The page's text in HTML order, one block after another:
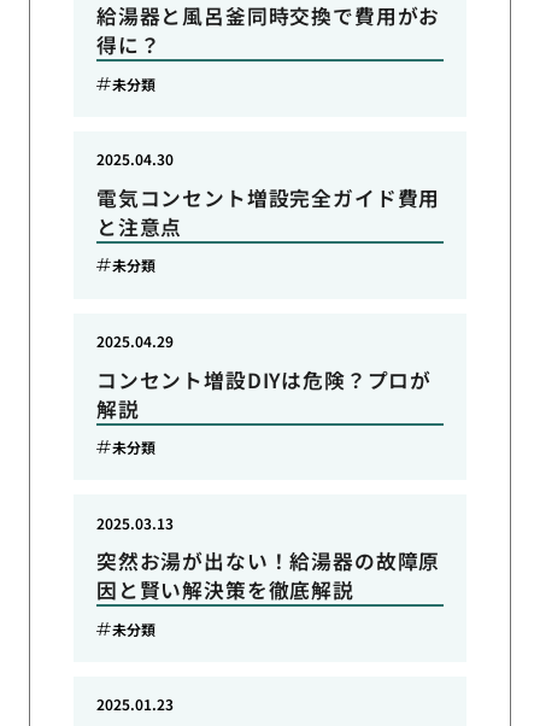
給湯器と風呂釜同時交換で費用がお
得に？
未分類
電気コンセント増設完全ガイド費用
と注意点
2025.04.30
未分類
コンセント増設DIYは危険？プロが
解説
2025.04.29
未分類
突然お湯が出ない！給湯器の故障原
因と賢い解決策を徹底解説
2025.03.13
未分類
2025.01.23